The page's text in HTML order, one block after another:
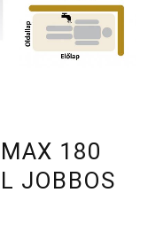
180
JOBBOS